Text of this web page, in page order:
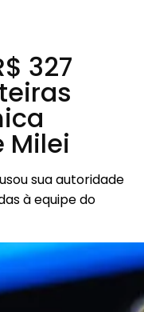
327
Milei
sua autoridade
à equipe do